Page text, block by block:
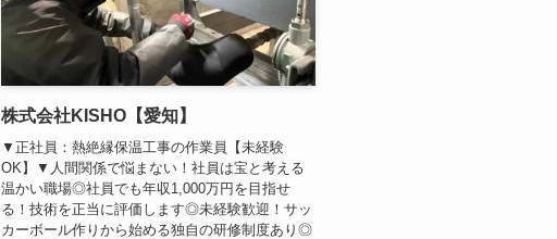
株式会社KISHO【愛知】
▼正社員：熱絶縁保温工事の作業員【未経験
OK】▼人間関係で悩まない！社員は宝と考える
温かい職場◎社員でも年収1,000万円を目指せ
る！技術を正当に評価します◎未経験歓迎！サッ
カーボール作りから始める独自の研修制度あり◎